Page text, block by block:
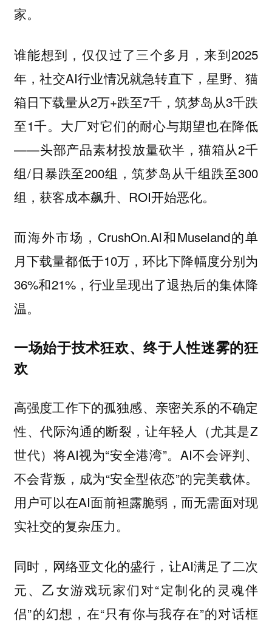
家。
谁能想到，仅仅过了三个多月，来到2025
年，社交AI行业情况就急转直下，星野、猫
箱日下载量从2万+跌至7千，筑梦岛从3千跌
至1千。大厂对它们的耐心与期望也在降低
——头部产品素材投放量砍半，猫箱从2千
组/日暴跌至200组，筑梦岛从千组跌至300
组，获客成本飙升、ROI开始恶化。
而海外市场，CrushOn.Al和Museland的单
月下载量都低于10万，环比下降幅度分别为
36%和21%，行业呈现出了退热后的集体降
温。
一场始于技术狂欢、终于人性迷雾的狂
欢
高强度工作下的孤独感、亲密关系的不确定
性、代际沟通的断裂，让年轻人（尤其是Z
世代）将AI视为“安全港湾”。AI不会评判、
不会背叛，成为“安全型依恋”的完美载体。
用户可以在AI面前袒露脆弱，而无需面对现
实社交的复杂压力。
同时，网络亚文化的盛行，让AI满足了二次
元、乙女游戏玩家们对“定制化的灵魂伴
侣”的幻想，在“只有你与我存在”的对话框